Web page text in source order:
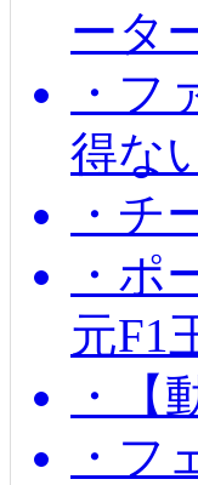
ータ
・フ
得な
・チ
・ポ
元F1
・【
・フ